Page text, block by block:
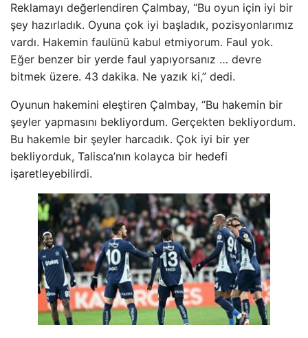
Reklamayı değerlendiren Çalmbay, “Bu oyun için iyi bir
şey hazırladık. Oyuna çok iyi başladık, pozisyonlarımız
vardı. Hakemin faulünü kabul etmiyorum. Faul yok.
Eğer benzer bir yerde faul yapıyorsanız … devre
bitmek üzere. 43 dakika. Ne yazık ki,” dedi.
Oyunun hakemini eleştiren Çalmbay, “Bu hakemin bir
şeyler yapmasını bekliyordum. Gerçekten bekliyordum.
Bu hakemle bir şeyler harcadık. Çok iyi bir yer
bekliyorduk, Talisca’nın kolayca bir hedefi
işaretleyebilirdi.